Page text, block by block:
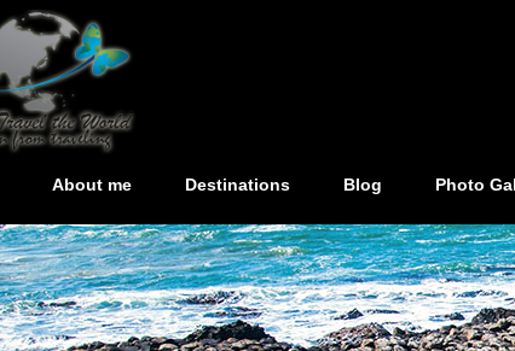
About me Destinations Blog Photo